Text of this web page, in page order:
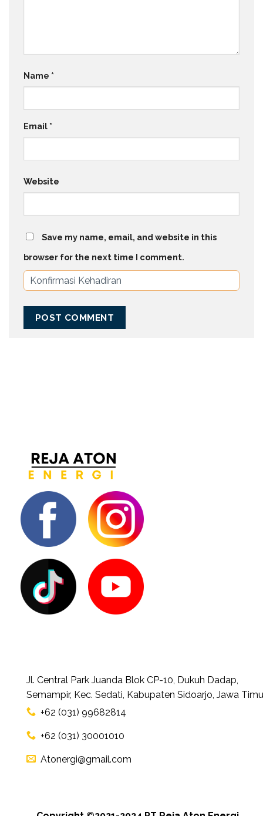
Name *
Email *
Website
Save my name, email, and website in this
browser for the next time I comment.
Jl. Central Park Juanda Blok CP-10, Dukuh Dadap,
Semampir, Kec. Sedati, Kabupaten Sidoarjo, Jawa
+62 (031) 99682814
+62 (031) 30001010
Atonergi@gmail.com